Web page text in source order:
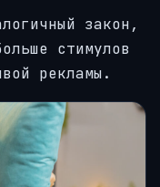
закон,
стимулов
рекламы.